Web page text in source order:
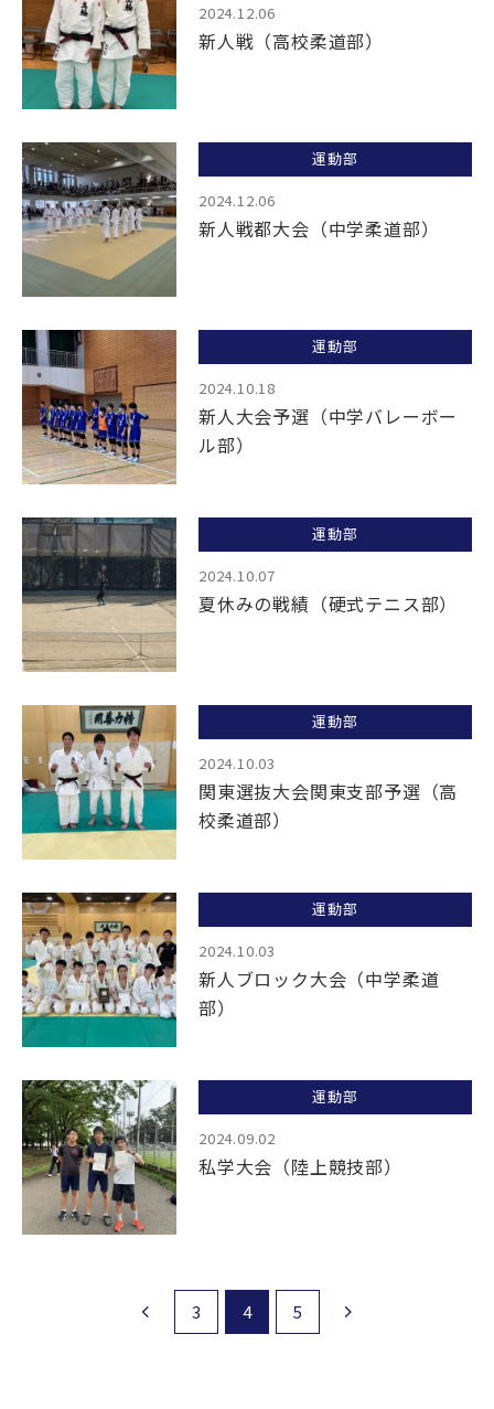
2024.12.06
新人戦（高校柔道部）
運動部
2024.12.06
新人戦都大会（中学柔道部）
運動部
2024.10.18
新人大会予選（中学バレーボー
ル部）
運動部
2024.10.07
夏休みの戦績（硬式テニス部）
運動部
2024.10.03
関東選抜大会関東支部予選（高
校柔道部）
運動部
2024.10.03
新人ブロック大会（中学柔道
部）
運動部
2024.09.02
私学大会（陸上競技部）
3 4 5